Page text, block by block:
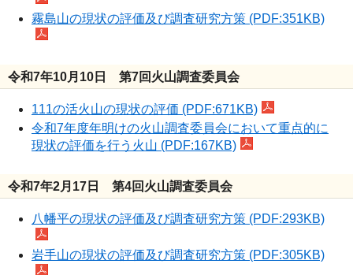
霧島山の現状の評価及び調査研究方策 (PDF:351KB)
令和7年10月10日 第7回火山調査委員会
111の活火山の現状の評価 (PDF:671KB)
令和7年度年明けの火山調査委員会において重点的に
現状の評価を行う火山 (PDF:167KB)
令和7年2月17日 第4回火山調査委員会
八幡平の現状の評価及び調査研究方策 (PDF:293KB)
岩手山の現状の評価及び調査研究方策 (PDF:305KB)